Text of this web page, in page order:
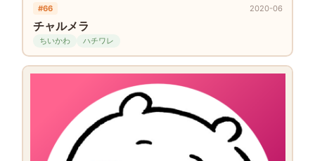
#66 2020-06
チャルメラ
ちいかわ ハチワレ